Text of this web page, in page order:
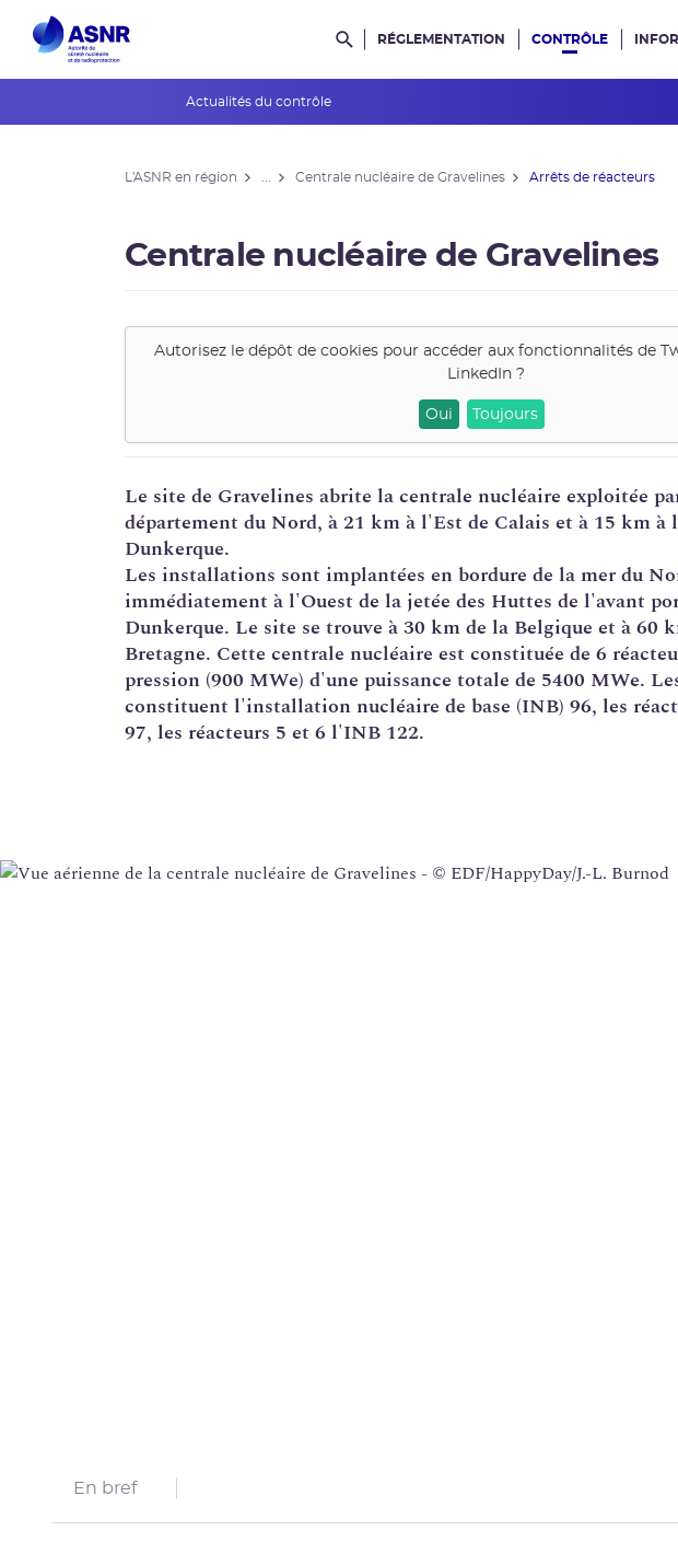
Rechercher dans le site
RÉGLEMENTATION CONTRÔLE
Actualités du contrôle
INES et ASN-SFRO
Petits Réacteurs Modulaires
Corrosion sous contrainte
Usine Creusot Forge
Évaluations complémentaires de sûreté
L'ASNR en région Centrale nucléaire de Gravelines Arrêts de réacteurs
Centrale nucléaire de Gravelines
Autorisez le dépôt de cookies pour accéder aux fonctionnalités de
LinkedIn?
Oui Toujours
Le site de Gravelines abrite lacentrale nucléaire exploitée
département du Nord, à 21 km à l'Est de Calais et à 15 km à
Dunkerque.
Les installations sont implantées en bordure de la mer du
immédiatement à l'Ouest de la jetée des Huttes de l'avant
Dunkerque. Le site se trouve à 30 km de la Belgique et à 60
Bretagne. Cette centrale nucléaire est constituée de 6
pression (900 MWe) d'une puissance totale de 5400 MWe.
constituent l'installation nucléaire de base (INB) 96, les
97, les réacteurs 5 et 6 l'INB 122.
En bref